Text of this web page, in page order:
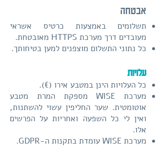
אבטחה
תשלומים באמצעות כרטיס אשראי
מעובדים דרך מערכת HTTPS מאובטחת.
כל נתוני התשלום מוצפנים למען בטיחותך.
עלויות
כל העלויות הינן במטבע אירו (€).
מערכת WISE מספקת המרת מטבע
אוטומטית. שער החליפין עשוי להשתנות,
ואין לי כל השפעה ואחריות על הפרשים
אלו.
מערכת WISE עומדת בתקנות ה-GDPR.